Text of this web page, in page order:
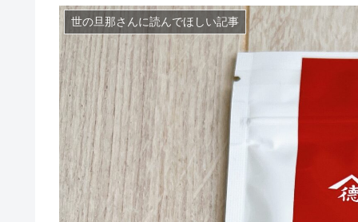
世の旦那さんに読んでほしい記事